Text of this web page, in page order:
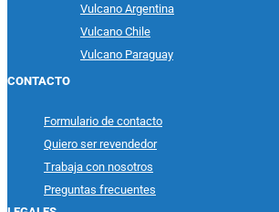
Vulcano Argentina
Vulcano Chile
Vulcano Paraguay
CONTACTO
Formulario de contacto
Quiero ser revendedor
Trabaja con nosotros
Preguntas frecuentes